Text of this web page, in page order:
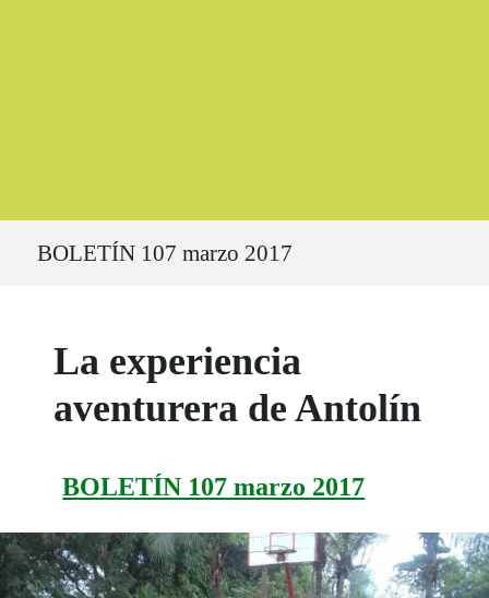
BOLETÍN 107 marzo 2017
La experiencia
aventurera de Antolín
BOLETÍN 107 marzo 2017